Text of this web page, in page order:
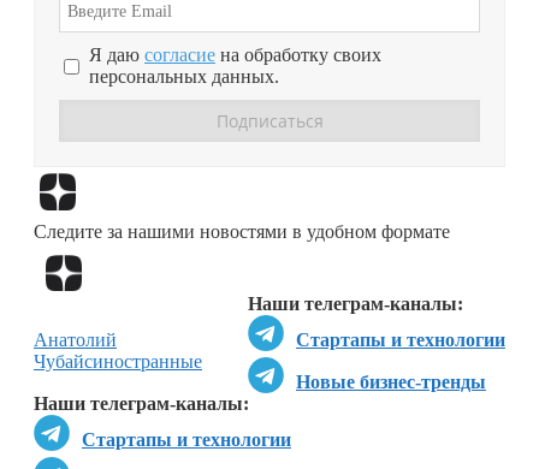
Я даю согласие на обработку своих
персональных данных.
Следите за нашими новостями в удобном формате
Наши телеграм-каналы:
Стартапы и технологии
Новые бизнес-тренды
Наши телеграм-каналы:
Стартапы и технологии
Анатолий
Чубайсиностранные